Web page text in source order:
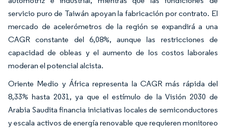
servicio puro de Taiwán apoyan la fabricación por contrato. El
mercado de acelerómetros de la región se expandirá a una
CAGR constante del 6,08%, aunque las restricciones de
capacidad de obleas y el aumento de los costos laborales
moderan el potencial alcista.
Oriente Medio y África representa la CAGR más rápida del
8,33% hasta 2031, ya que el estímulo de la Visión 2030 de
Arabia Saudita financia iniciativas locales de semiconductores
y escala activos de energía renovable que requieren monitoreo